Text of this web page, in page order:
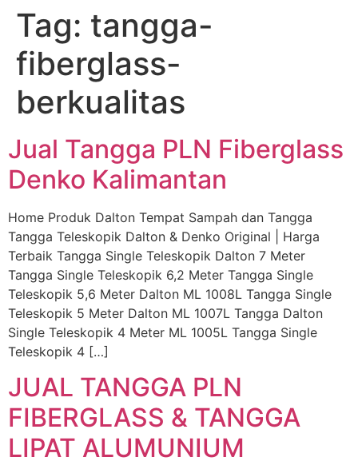
Skip
content
Tag: tangga-
fiberglass-
berkualitas
Jual Tangga PLN Fiberglass
Denko Kalimantan
Home Produk Dalton Tempat Sampah dan Tangga
Tangga Teleskopik Dalton & Denko Original | Harga
Terbaik Tangga Single Teleskopik Dalton 7 Meter
Tangga Single Teleskopik 6,2 Meter Tangga Single
Teleskopik 5,6 Meter Dalton ML 1008L Tangga Single
Teleskopik 5 Meter Dalton ML 1007L Tangga Dalton
Single Teleskopik 4 Meter ML 1005L Tangga Single
Teleskopik 4 […]
JUAL TANGGA PLN
FIBERGLASS & TANGGA
LIPAT ALUMUNIUM